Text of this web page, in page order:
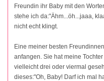
Freundin ihr Baby mit den
stehe ich da:"Ähm...öh...jaaa,
nicht echt klingt.
Eine meiner besten
anfangen. Sie hat meine
vielleicht drei oder viermal
dieses:"Oh, Baby! Darf ich mal